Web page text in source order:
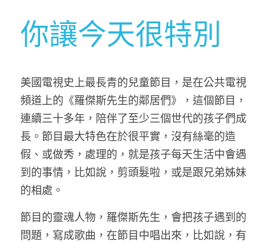
你讓今天很特別
美國電視史上最長青的兒童節目，是在公共電視
頻道上的《羅傑斯先生的鄰居們》，這個節目，
連續三十多年，陪伴了至少三個世代的孩子們成
長。節目最大特色在於很平實，沒有絲毫的造
假、或做秀，處理的，就是孩子每天生活中會遇
到的事情，比如說，剪頭髮啦，或是跟兄弟姊妹
的相處。
節目的靈魂人物，羅傑斯先生，會把孩子遇到的
問題，寫成歌曲，在節目中唱出來，比如說，有